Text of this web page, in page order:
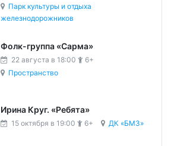
Парк культуры и отдыха
железнодорожников
Фолк-группа «Сарма»
22 августа в 18:00
6+
Пространство
Ирина Круг. «Ребята»
15 октября в 19:00 6+ ДК «БМЗ»